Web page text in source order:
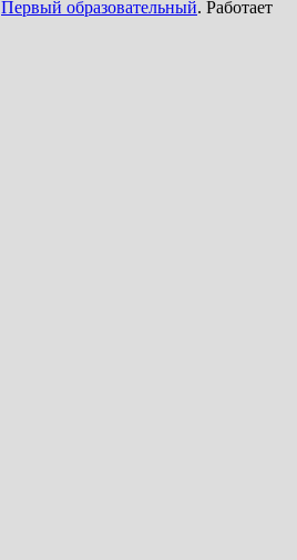
Первый образовательный. Работает